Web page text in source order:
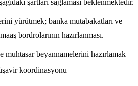
şartları sağlaması beklenmektedir.
yürütmek; banka mutabakatları ve
bordrolarının hazırlanması.
muhtasar beyannamelerini hazırlamak
koordinasyonu